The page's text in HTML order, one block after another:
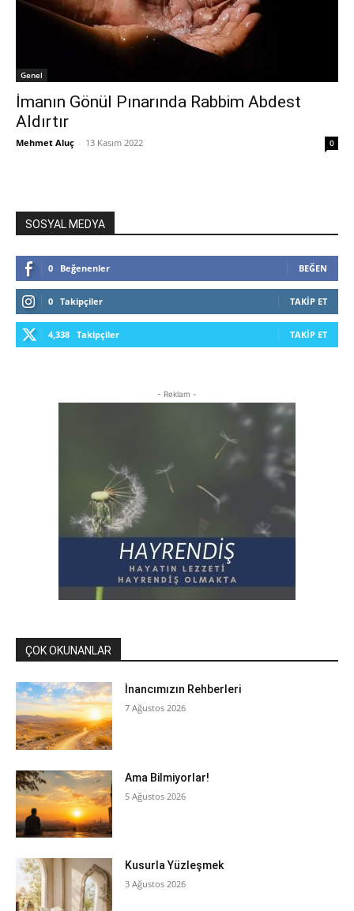
Genel
İmanın Gönül Pınarında Rabbim Abdest
Aldırtır
Mehmet Aluç - 13 Kasım 2022 0
SOSYAL MEDYA
0 Beğenenler BEĞEN
0 Takipçiler TAKIP ET
4,338 Takipçiler TAKIP ET
- Reklam -
ÇOK OKUNANLAR
İnancımızın Rehberleri
7 Ağustos 2026
Ama Bilmiyorlar!
5 Ağustos 2026
Kusurla Yüzleşmek
3 Ağustos 2026